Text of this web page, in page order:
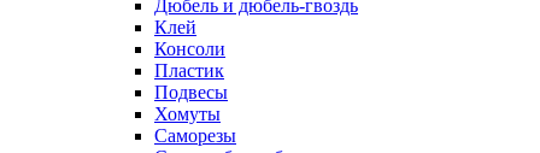
Дюбель и дюбель-гвоздь
Клей
Консоли
Пластик
Подвесы
Хомуты
Саморезы